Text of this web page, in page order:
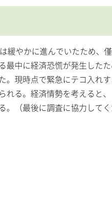
緩やかに進んでいたため、
最中に経済恐慌が発生した
。現時点で緊急にテコ入れ
れる。経済情勢を考えると
。（最後に調査に協力して